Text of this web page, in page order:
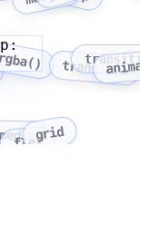
rgba() transform
flexgrid